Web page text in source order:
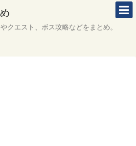
クエスト、ボス攻略などをまとめ。